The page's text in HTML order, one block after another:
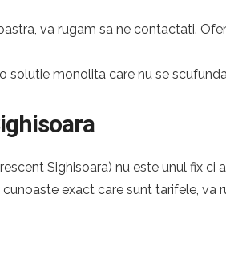
va rugam sa ne contactati.
monolita care nu se
Sighisoara) nu este unul fix
exact care sunt tarifele, va